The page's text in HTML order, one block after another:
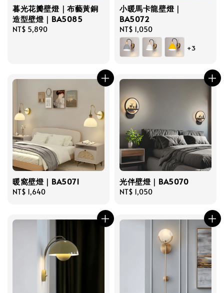
暮光花瓣壁燈｜布藝黃銅
造型壁燈｜BA5085
Regular
NT$ 5,890
小暖馬卡龍壁燈｜
BA5072
Regular
price
NT$ 1,050
+3
暖窩壁燈｜BA5071
Regular
NT$ 1,640
光伴壁燈｜BA5070
Regular
NT$ 1,050